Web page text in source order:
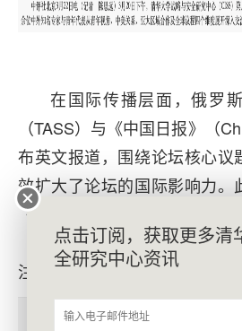
在国际传播层面，俄罗
（TASS）与《中国日报》（
布英文报道，围绕论坛核心议
效扩大了论坛的国际影响力。
《联合早报》《纽约时报
（NHK）、彭博社等多家国际
注。
点击订阅，获取更多清
全研究中心资讯